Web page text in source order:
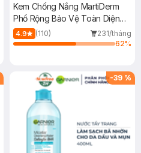
Kem Chống Nắng MartiDerm
Phổ Rộng Bảo Vệ Toàn Diện
40ml
4.9 (110)
231/tháng
62%
-39 %